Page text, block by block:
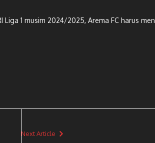
1 musim 2024/2025, Arema FC harus
Next Article